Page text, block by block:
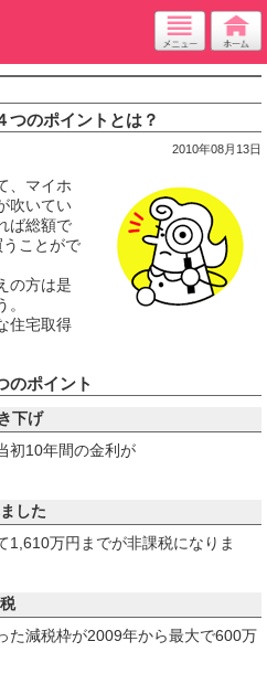
つのポイントとは？
2010年08月13日
、マイホ
吹いてい
ば総額で
ことがで
の方は是
住宅取得
のポイント
下げ
初10年間の金利が
した
1,610万円までが非課税になりま
た減税枠が2009年から最大で600万